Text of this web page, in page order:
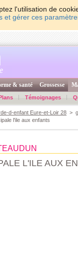
l'utilisation de
et gérer ces
& santé Grossesse
Témoignages
d-enfant Eure-et-Loir 28 >
l'ile aux enfants
L'ILE AUX